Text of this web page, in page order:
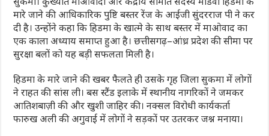
मारे जाने की आधिकारिक पुष्टि बस्तर रेंज के आईजी सुंदरराज पी ने कर
दी है। उन्होंने कहा कि हिडमा के खात्मे के साथ बस्तर में माओवाद का
एक काला अध्याय समाप्त हुआ है। छत्तीसगढ़–आंध्र प्रदेश की सीमा पर
सुरक्षा बलों को यह बड़ी सफलता मिली है।
हिडमा के मारे जाने की खबर फैलते ही उसके गृह जिला सुकमा में लोगों
ने राहत की सांस ली। बस स्टैंड इलाके में स्थानीय नागरिकों ने जमकर
आतिशबाज़ी की और खुशी जाहिर की। नक्सल विरोधी कार्यकर्ता
फारुख अली की अगुवाई में लोगों ने सड़कों पर उतरकर जश्न मनाया।